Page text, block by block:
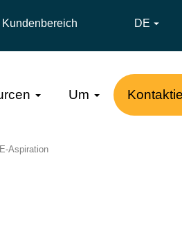
Kundenbereich DE 
Um
Aspiration